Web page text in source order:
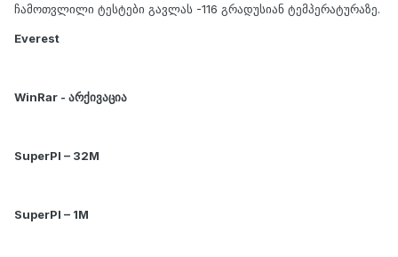
ჩამოთვლილი ტესტები გავლას -116 გრადუსიან ტემპერატურაზე.
Everest
WinRar - არქივაცია
SuperPI – 32M
SuperPI – 1M